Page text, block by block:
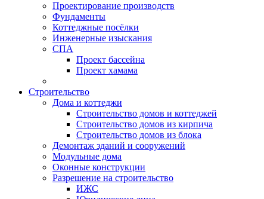
Проектирование производств
Фундаменты
Коттеджные посёлки
Инженерные изыскания
СПА
Проект бассейна
Проект хамама
Строительство
Дома и коттеджи
Строительство домов и коттеджей
Строительство домов из кирпича
Строительство домов из блока
Демонтаж зданий и сооружений
Модульные дома
Оконные конструкции
Разрешение на строительство
ИЖС